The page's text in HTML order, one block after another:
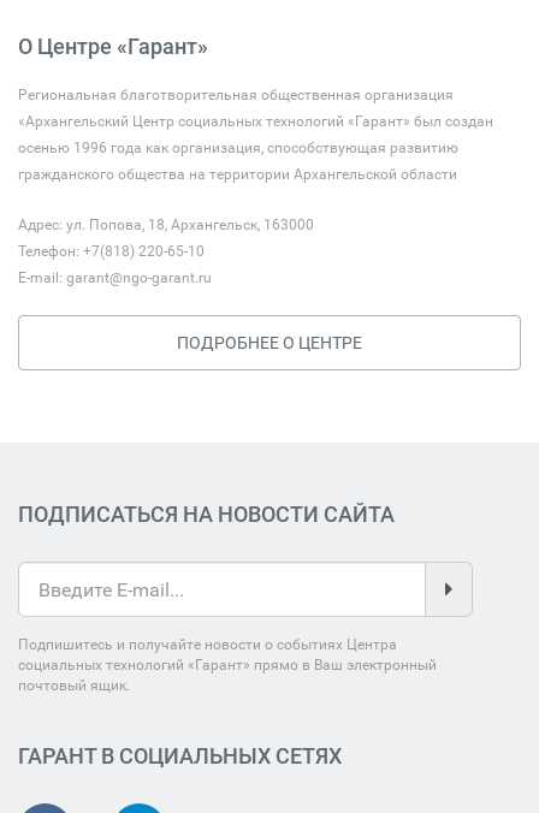
О Центре «Гарант»
Региональная благотворительная общественная организация
«Архангельский Центр социальных технологий «Гарант» был создан
осенью 1996 года как организация, способствующая развитию
гражданского общества на территории Архангельской области
Адрес: ул. Попова, 18, Архангельск, 163000
Телефон: +7(818) 220-65-10
E-mail: garant@ngo-garant.ru
ПОДРОБНЕЕ О ЦЕНТРЕ
ПОДПИСАТЬСЯ НА НОВОСТИ САЙТА
Подпишитесь и получайте новости о событиях Центра
социальных технологий «Гарант» прямо в Ваш электронный
почтовый ящик.
ГАРАНТ В СОЦИАЛЬНЫХ СЕТЯХ